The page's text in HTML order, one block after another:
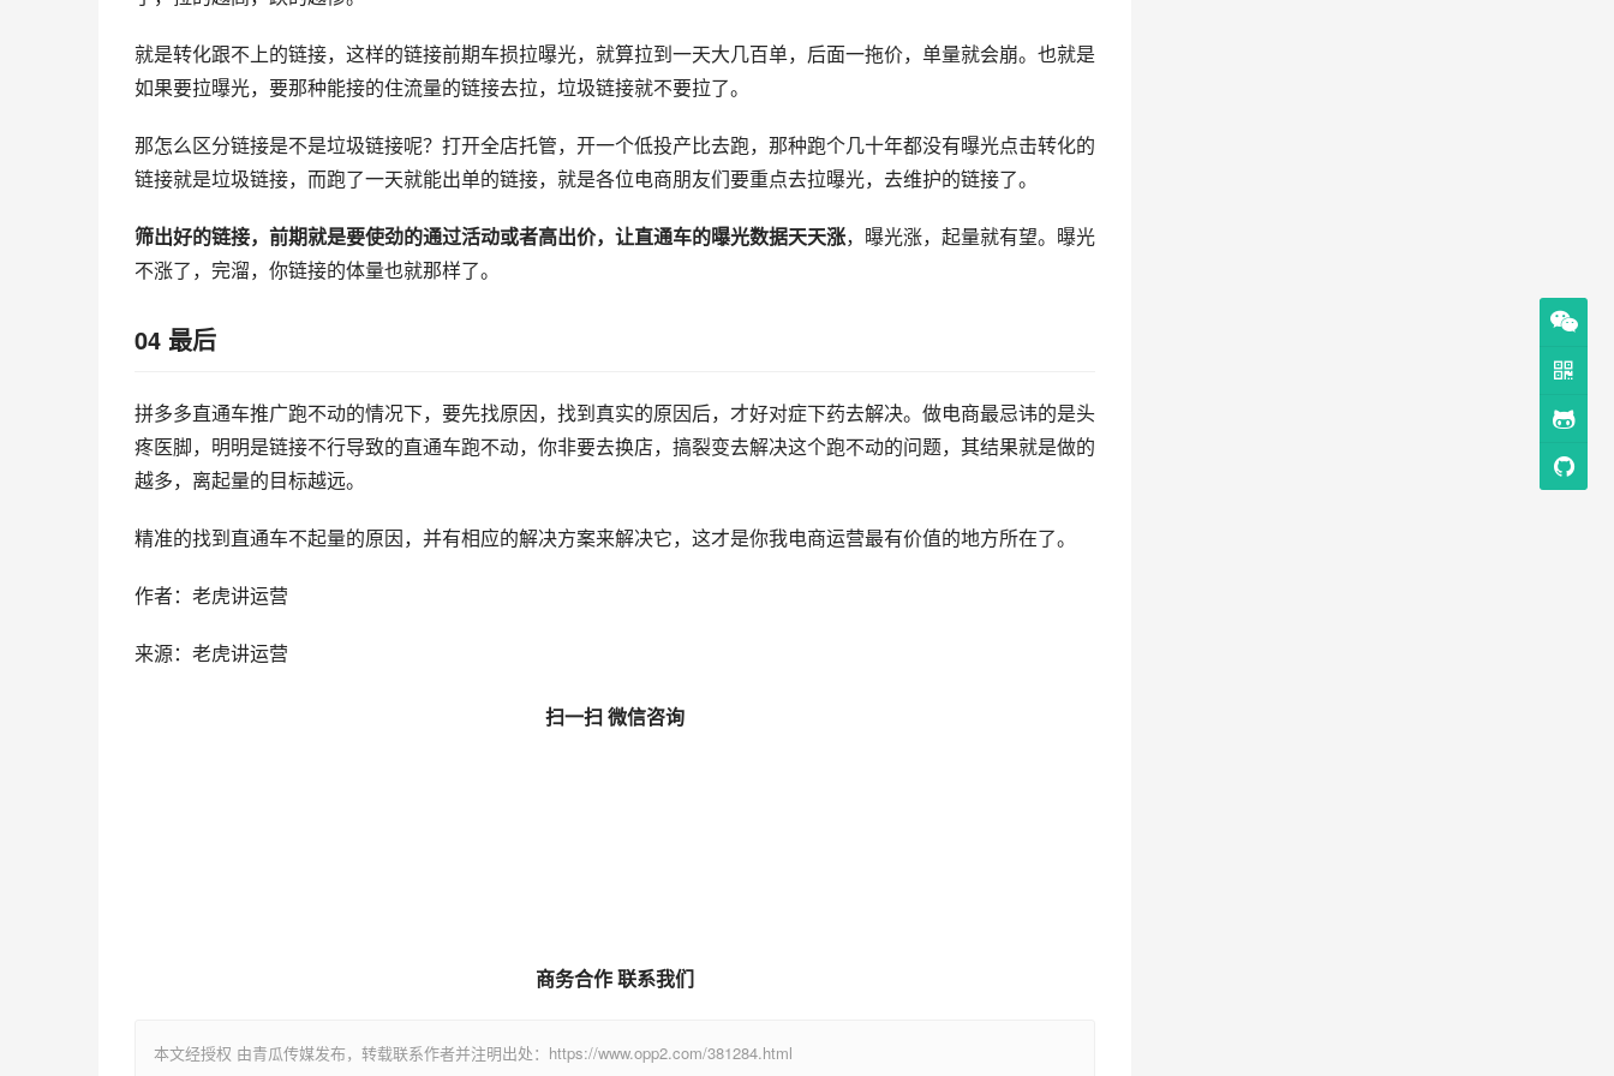
就是转化跟不上的链接，这样的链接前期车损拉曝光，就算拉到一天大几百单，后面一拖价，单量就会崩。也就是
如果要拉曝光，要那种能接的住流量的链接去拉，垃圾链接就不要拉了。
那怎么区分链接是不是垃圾链接呢？打开全店托管，开一个低投产比去跑，那种跑个几十年都没有曝光点击转化的
链接就是垃圾链接，而跑了一天就能出单的链接，就是各位电商朋友们要重点去拉曝光，去维护的链接了。
筛出好的链接，前期就是要使劲的通过活动或者高出价，让直通车的曝光数据天天涨，曝光涨，起量就有望。曝光
不涨了，完溜，你链接的体量也就那样了。
04 最后
拼多多直通车推广跑不动的情况下，要先找原因，找到真实的原因后，才好对症下药去解决。做电商最忌讳的是头
疼医脚，明明是链接不行导致的直通车跑不动，你非要去换店，搞裂变去解决这个跑不动的问题，其结果就是做的
越多，离起量的目标越远。
精准的找到直通车不起量的原因，并有相应的解决方案来解决它，这才是你我电商运营最有价值的地方所在了。
作者：老虎讲运营
来源：老虎讲运营
扫一扫 微信咨询
商务合作 联系我们
本文经授权 由青瓜传媒发布，转载联系作者并注明出处：https://www.opp2.com/381284.html